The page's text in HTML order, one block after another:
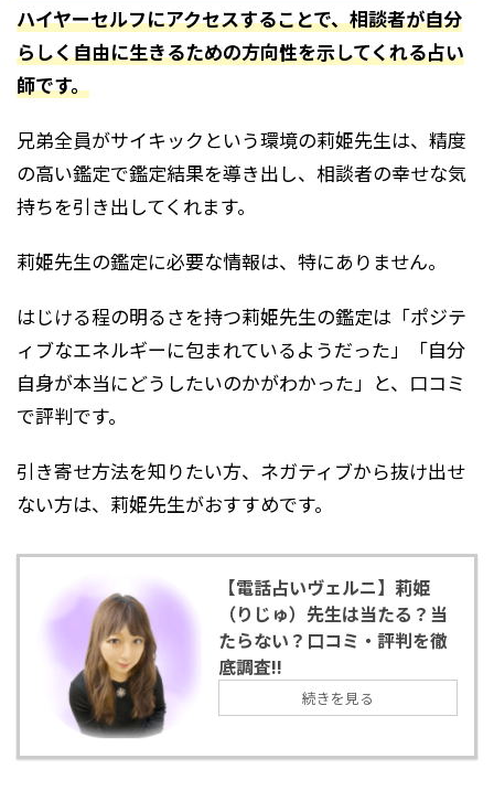
ハイヤーセルフにアクセスすることで、相談者が自分
らしく自由に生きるための方向性を示してくれる占い
師です。
兄弟全員がサイキックという環境の莉姫先生は、精度
の高い鑑定で鑑定結果を導き出し、相談者の幸せな気
持ちを引き出してくれます。
莉姫先生の鑑定に必要な情報は、特にありません。
はじける程の明るさを持つ莉姫先生の鑑定は「ポジテ
ィブなエネルギーに包まれているようだった」「自分
自身が本当にどうしたいのかがわかった」と、口コミ
で評判です。
引き寄せ方法を知りたい方、ネガティブから抜け出せ
ない方は、莉姫先生がおすすめです。
【電話占いヴェルニ】莉姫
（りじゅ）先生は当たる？当
たらない？口コミ・評判を徹
底調査!!
続きを見る